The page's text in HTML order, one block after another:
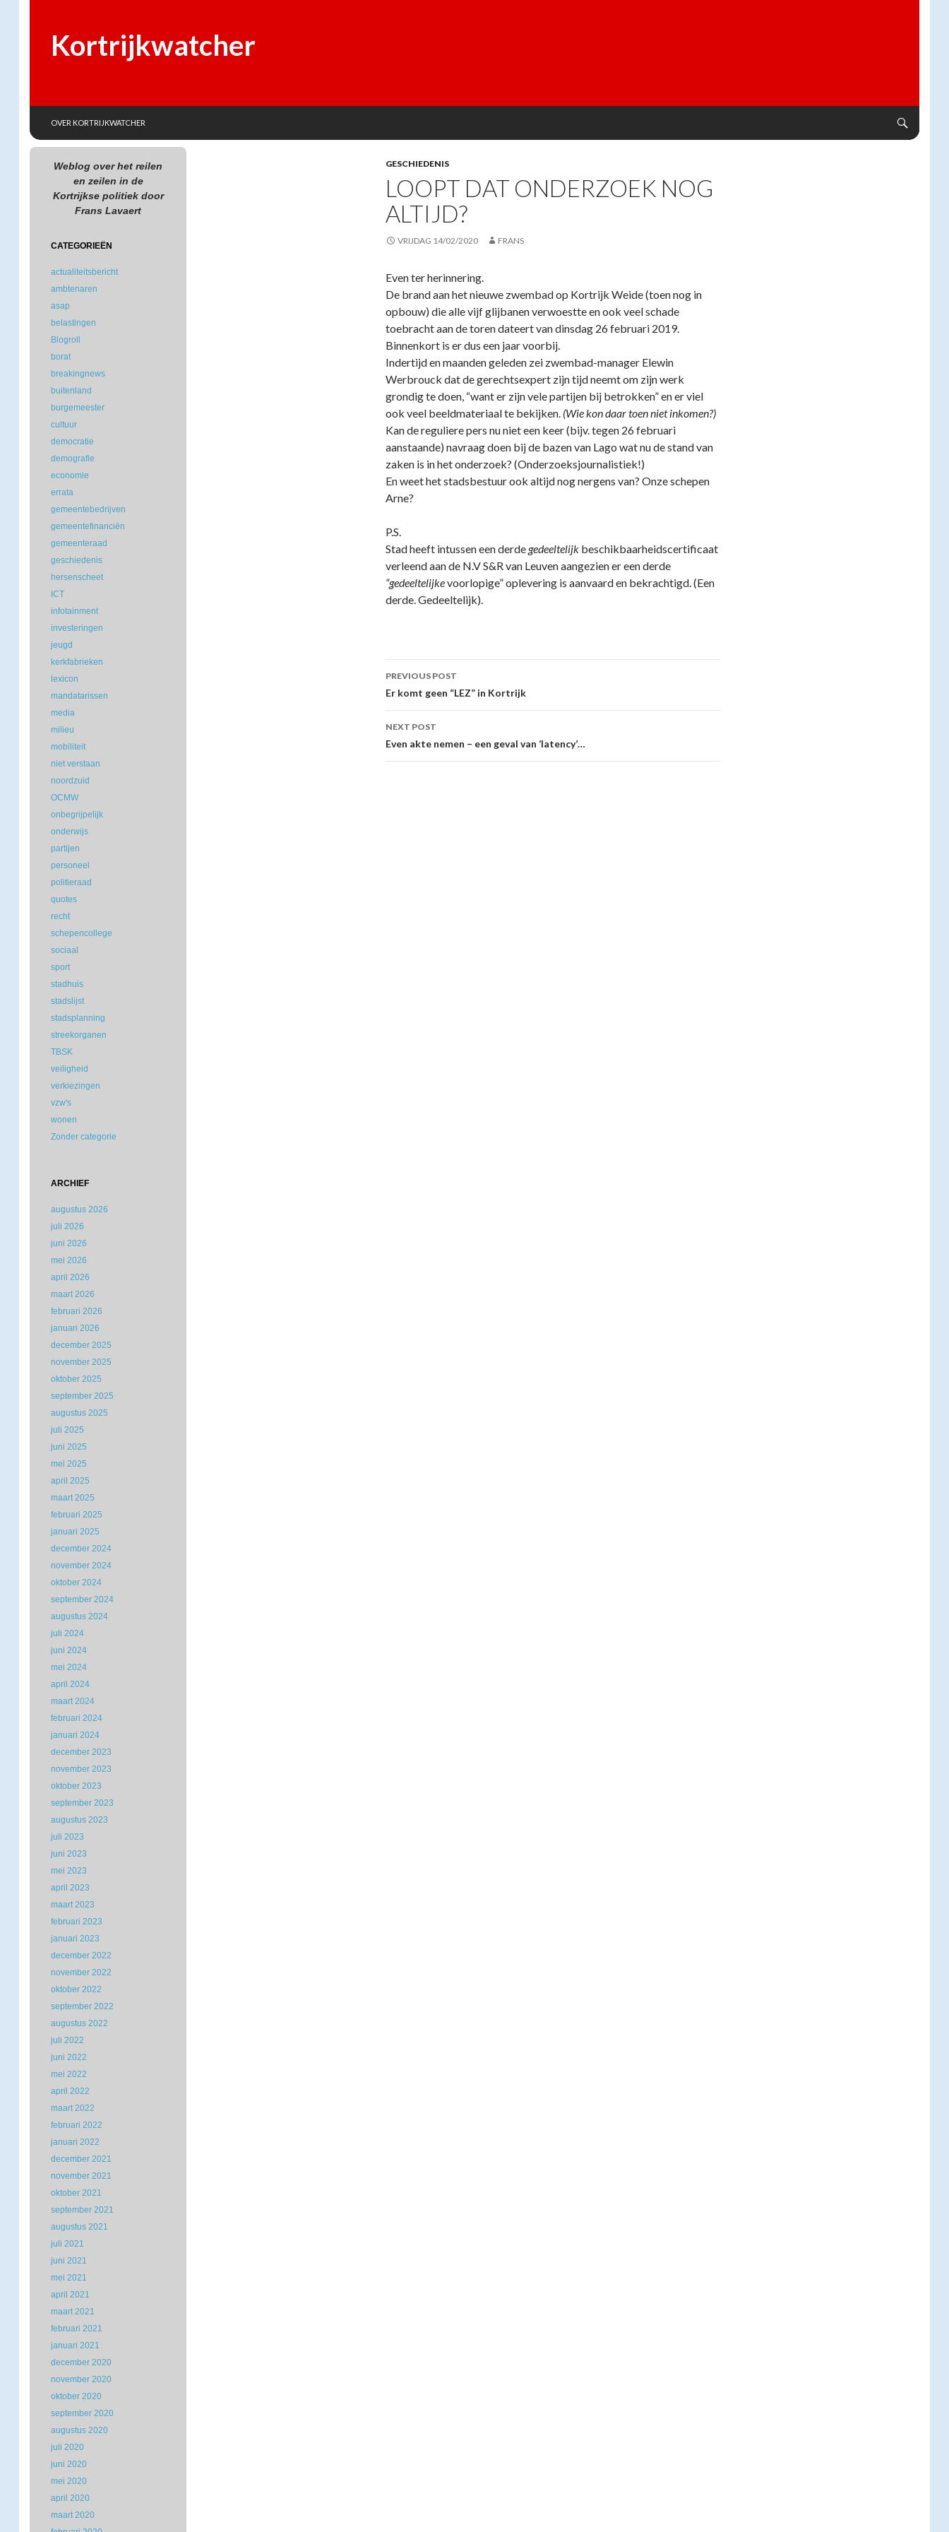
Kortrijkwatcher
OVER KORTRIJKWATCHER
GESCHIEDENIS
LOOPT DAT ONDERZOEK NOG
ALTIJD?
VRIJDAG 14/02/2020 FRANS
Even ter herinnering.
De brand aan het nieuwe zwembad op Kortrijk Weide (toen nog in
opbouw) die alle vijf glijbanen verwoestte en ook veel schade
toebracht aan de toren dateert van dinsdag 26 februari 2019.
Binnenkort is er dus een jaar voorbij.
Indertijd en maanden geleden zei zwembad-manager Elewin
Werbrouck dat de gerechtsexpert zijn tijd neemt om zijn werk
grondig te doen, “want er zijn vele partijen bij betrokken” en er viel
ook veel beeldmateriaal te bekijken. (Wie kon daar toen niet inkomen?)
Kan de reguliere pers nu niet een keer (bijv. tegen 26 februari
aanstaande) navraag doen bij de bazen van Lago wat nu de stand van
zaken is in het onderzoek? (Onderzoeksjournalistiek!)
En weet het stadsbestuur ook altijd nog nergens van? Onze schepen
Arne?
P.S.
Stad heeft intussen een derdegedeeltelijk beschikbaarheidscertificaat
verleend aan de N.V S&R van Leuven aangezien er een derde
“gedeeltelijkevoorlopige” oplevering is aanvaard en bekrachtigd. (Een
derde. Gedeeltelijk).
Post
navigation
PREVIOUS POST
Er komt geen “LEZ” in Kortrijk
NEXT POST
Even akte nemen – een geval van ‘latency’…
Weblog over het reilen
en zeilen in de
Kortrijkse politiek door
Frans Lavaert
CATEGORIEËN
actualiteitsbericht
ambtenaren
asap
belastingen
Blogroll
borat
breakingnews
buitenland
burgemeester
cultuur
democratie
demografie
economie
errata
gemeentebedrijven
gemeentefinanciën
gemeenteraad
geschiedenis
hersenscheet
ICT
infotainment
investeringen
jeugd
kerkfabrieken
lexicon
mandatarissen
media
milieu
mobiliteit
niet verstaan
noordzuid
OCMW
onbegrijpelijk
onderwijs
partijen
personeel
politieraad
quotes
recht
schepencollege
sociaal
sport
stadhuis
stadslijst
stadsplanning
streekorganen
TBSK
veiligheid
verkiezingen
vzw's
wonen
Zonder categorie
ARCHIEF
augustus 2026
juli 2026
juni 2026
mei 2026
april 2026
maart 2026
februari 2026
januari 2026
december 2025
november 2025
oktober 2025
september 2025
augustus 2025
juli 2025
juni 2025
mei 2025
april 2025
maart 2025
februari 2025
januari 2025
december 2024
november 2024
oktober 2024
september 2024
augustus 2024
juli 2024
juni 2024
mei 2024
april 2024
maart 2024
februari 2024
januari 2024
december 2023
november 2023
oktober 2023
september 2023
augustus 2023
juli 2023
juni 2023
mei 2023
april 2023
maart 2023
februari 2023
januari 2023
december 2022
november 2022
oktober 2022
september 2022
augustus 2022
juli 2022
juni 2022
mei 2022
april 2022
maart 2022
februari 2022
januari 2022
december 2021
november 2021
oktober 2021
september 2021
augustus 2021
juli 2021
juni 2021
mei 2021
april 2021
maart 2021
februari 2021
januari 2021
december 2020
november 2020
oktober 2020
september 2020
augustus 2020
juli 2020
juni 2020
mei 2020
april 2020
maart 2020